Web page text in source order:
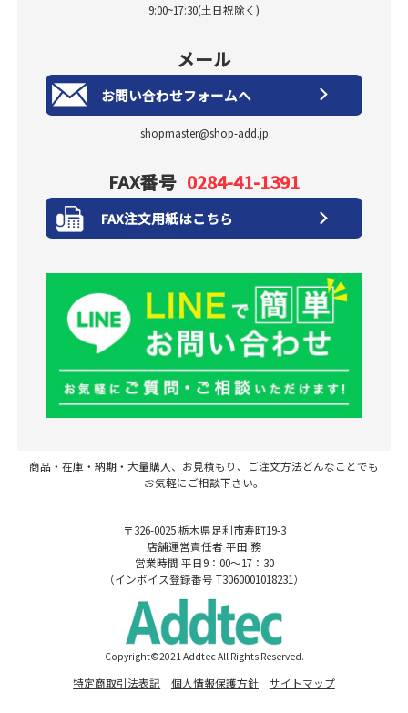
9:00~17:30(土日祝除く)
メール
お問い合わせフォームへ
shopmaster@shop-add.jp
FAX番号 0284-41-1391
FAX注文用紙はこちら
商品・在庫・納期・大量購入、お見積もり、ご注文方法どんなことでも
お気軽にご相談下さい。
〒326-0025 栃木県足利市寿町19-3
店舗運営責任者 平田 務
営業時間 平日9：00～17：30
（インボイス登録番号 T3060001018231）
Copyright©2021 Addtec All Rights Reserved.
特定商取引法表記 個人情報保護方針 サイトマップ